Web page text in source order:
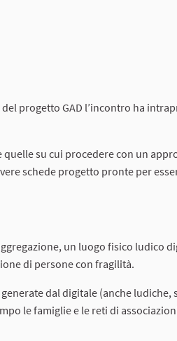
progetto GAD l’incontro ha
su cui procedere con un
schede progetto pronte per
un luogo fisico ludico
di persone con fragilità.
dal digitale (anche ludiche,
le famiglie e le reti di